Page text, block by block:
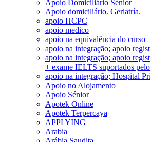
Apoio Domiciliário Sénior
Apoio domiciliário. Geriatría.
apoio HCPC
apoio medico
apoio na equivalência do curso
apoio na integração; apoio
apoio na integração; apoio
+ exame IELTS suportados
apoio na integração; Hospital
Apoio no Alojamento
Apoio Sénior
Apotek Online
Apotek Terpercaya
APPLYING
Arabia